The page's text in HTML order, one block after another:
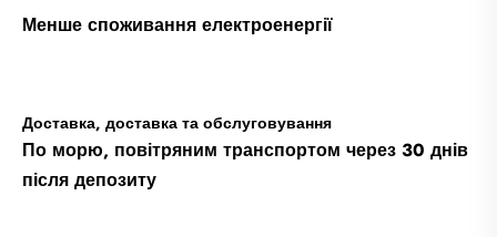
Менше споживання електроенергії
Доставка, доставка та обслуговування
По морю, повітряним транспортом через 30 днів
після депозиту